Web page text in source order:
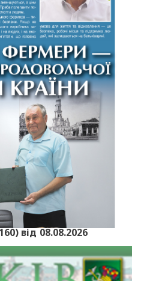
від 08.08.2026